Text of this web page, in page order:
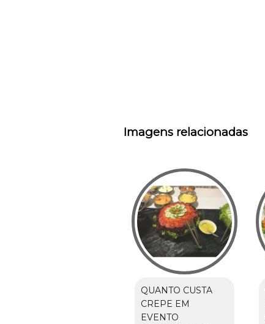
Imagens relacionadas
QUANTO CUSTA
CREPE EM
EVENTO